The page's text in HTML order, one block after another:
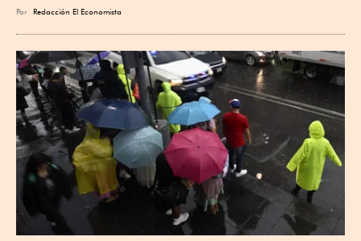
Por Redacción El Economista